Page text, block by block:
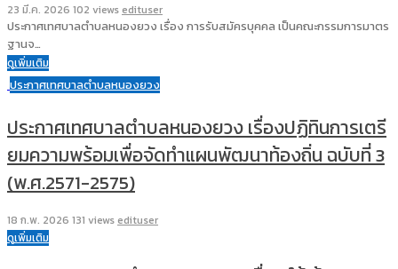
23 มี.ค. 2026 102 views edituser
ประกาศเทศบาลตำบลหนองยวง เรื่อง การรับสมัครบุคคล เป็นคณะกรรมการมาตร
ฐานจ…
ดูเพิ่มเติม
ประกาศเทศบาลตำบลหนองยวง
ประกาศเทศบาลตำบลหนองยวง เรื่องปฏิทินการเตรี
ยมความพร้อมเพื่อจัดทำแผนพัฒนาท้องถิ่น ฉบับที่ 3
(พ.ศ.2571-2575)
18 ก.พ. 2026 131 views edituser
ดูเพิ่มเติม